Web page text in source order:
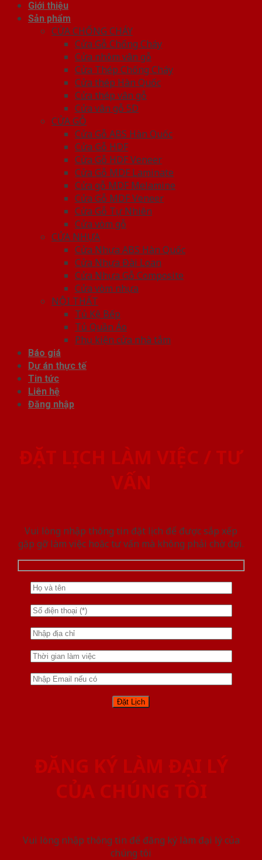
Giới thiệu
Sản phẩm
CỬA CHỐNG CHÁY
Cửa Gỗ Chống Cháy
Cửa nhôm vân gỗ
Cửa Thép Chống Cháy
Cửa thép Hàn Quốc
Cửa thép vân gỗ
Cửa vân gỗ 5D
CỬA GỖ
Cửa Gỗ ABS Hàn Quốc
Cửa Gỗ HDF
Cửa Gỗ HDF Veneer
Cửa Gỗ MDF Laminate
Cửa gỗ MDF Melamine
Cửa Gỗ MDF Veneer
Cửa Gỗ Tự Nhiên
Cửa vòm gỗ
CỬA NHỰA
Cửa Nhựa ABS Hàn Quốc
Cửa Nhựa Đài Loan
Cửa Nhựa Gỗ Composite
Cửa vòm nhựa
NỘI THẤT
Tủ Kệ Bếp
Tủ Quần Áo
Phụ kiện cửa nhà tắm
Báo giá
Dự án thực tế
Tin tức
Liên hệ
Đăng nhập
ĐẶT LỊCH LÀM VIỆC / TƯ
VẤN
Vui lòng nhập thông tin đặt lịch để được sắp xếp
gặp gỡ làm việc hoăc tư vấn mà không phải chờ đợi.
ĐĂNG KÝ LÀM ĐẠI LÝ
CỦA CHÚNG TÔI
Vui lòng nhập thông tin để đăng ký làm đại lý của
chúng tôi